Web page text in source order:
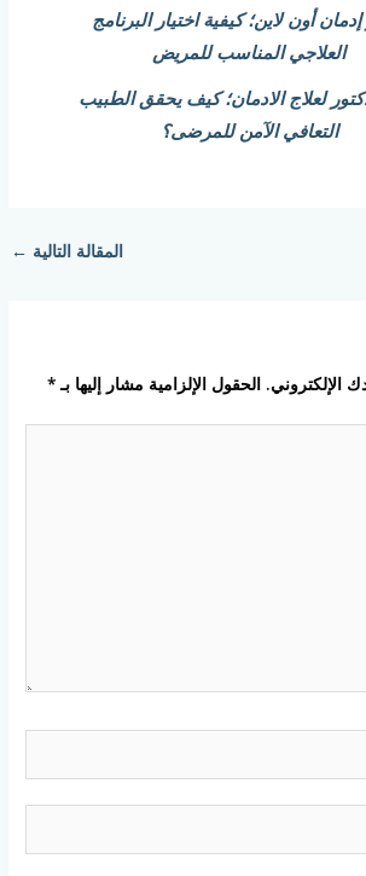
أون لاين؛ كيفية اختيار البرنامج
العلاجي المناسب للمريض
لعلاج الادمان؛ كيف يحقق الطبيب
التعافي الآمن للمرضى؟
المقالة التالية ←
الإلكتروني. الحقول الإلزامية مشار إليها بـ*